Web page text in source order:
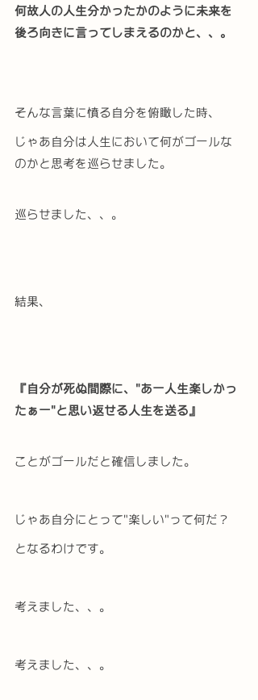
何故人の人生分かったかのように未来を
後ろ向きに言ってしまえるのかと、、。
そんな言葉に憤る自分を俯瞰した時、
じゃあ自分は人生において何がゴールな
のかと思考を巡らせました。
巡らせました、、。
結果、
『自分が死ぬ間際に、"あー人生楽しかっ
たぁー"と思い返せる人生を送る』
ことがゴールだと確信しました。
じゃあ自分にとって"楽しい"って何だ？
となるわけです。
考えました、、。
考えました、、。